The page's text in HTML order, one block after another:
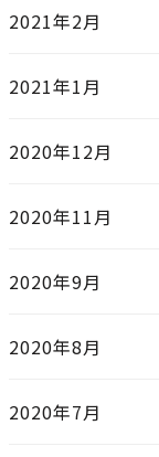
2021年2月
2021年1月
2020年12月
2020年11月
2020年9月
2020年8月
2020年7月